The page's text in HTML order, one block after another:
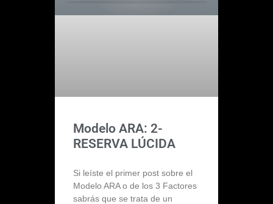
Modelo ARA: 2-
RESERVA LÚCIDA
Si leíste el primer post sobre el
Modelo ARA o de los 3 Factores
sabrás que se trata de un